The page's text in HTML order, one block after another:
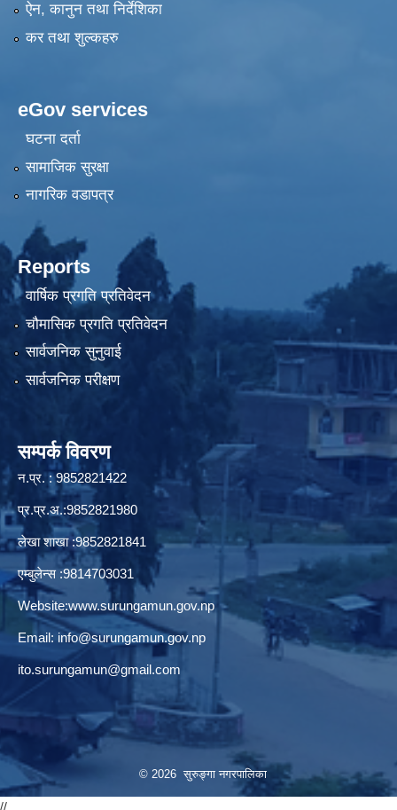
ऐन, कानुन तथा निर्देशिका
कर तथा शुल्कहरु
eGov services
घटना दर्ता
सामाजिक सुरक्षा
नागरिक वडापत्र
Reports
वार्षिक प्रगति प्रतिवेदन
चौमासिक प्रगति प्रतिवेदन
सार्वजनिक सुनुवाई
सार्वजनिक परीक्षण
सम्पर्क विवरण
न.प्र. : 9852821422
प्र.प्र.अ.:9852821980
लेखा शाखा :9852821841
एम्बुलेन्स :9814703031
Website:www.surungamun.gov.np
Email: info@surungamun.gov.np
ito.surungamun@gmail.com
© 2026 सुरुङ्‍गा नगरपालिका
//